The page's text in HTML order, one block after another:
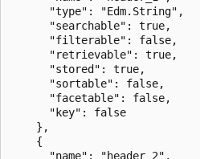
      "type": "Edm.String",
      "searchable": true,
      "filterable": false,
      "retrievable": true,
      "stored": true,
      "sortable": false,
      "facetable": false,
      "key": false
    },
    {
      "name": "header_2",